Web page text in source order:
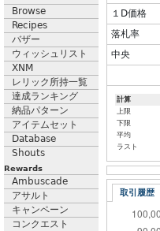
Browse
Recipes
バザー
ウィッシュリスト
XNM
レリック所持一覧
達成ランキング
納品パターン
アイテムセット
Database
Shouts
Rewards
Ambuscade
アサルト
キャンペーン
コンクエスト
１D価格
落札率
中央
計算
上限
下限
平均
ラスト
取引履歴